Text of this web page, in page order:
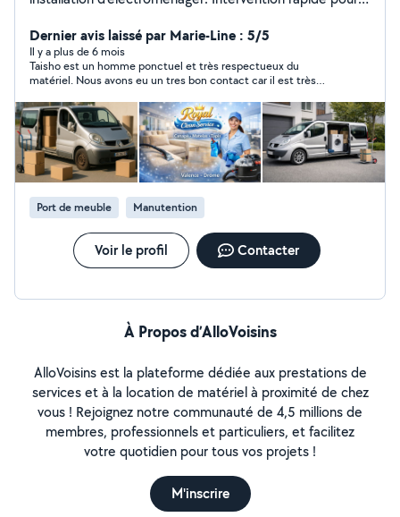
trajets **************** Nettoyage de canapés, matelas...
Dernier avis laissé par Marie-Line : 5/5
Il y a plus de 6 mois
Taisho est un homme ponctuel et très respectueux du
matériel. Nous avons eu un tres bon contact car il est très
Port de meuble Manutention
Voir le profil Contacter
À Propos d’AlloVoisins
AlloVoisins est la plateforme dédiée aux prestations de
services et à la location de matériel à proximité de chez
vous ! Rejoignez notre communauté de 4,5 millions de
membres, professionnels et particuliers, et facilitez
votre quotidien pour tous vos projets !
M'inscrire